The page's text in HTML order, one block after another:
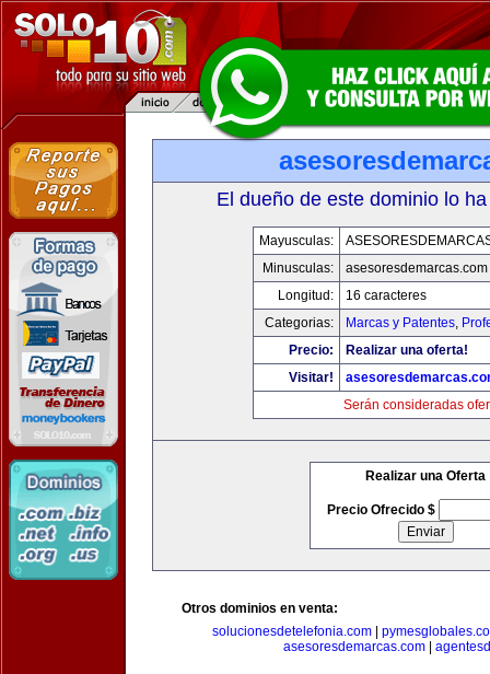
El dueño de este dominio lo
Mayusculas:
Minusculas:
asesoresdemarcas.com
Longitud:
16 caracteres
Categorias:
Marcas y Patentes,
Precio:
Realizar una oferta!
Visitar!
Serán consideradas
Realizar una Oferta
Precio Ofrecido $
Otros dominios en venta:
solucionesdetelefonia.com|
asesoresdemarcas.com